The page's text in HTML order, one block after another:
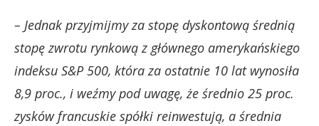
– Jednak przyjmijmy za stopę dyskontową średnią
stopę zwrotu rynkową z głównego amerykańskiego
indeksu S&P 500, która za ostatnie 10 lat wynosiła
8,9 proc., i weźmy pod uwagę, że średnio 25 proc.
zysków francuskie spółki reinwestują, a średnia